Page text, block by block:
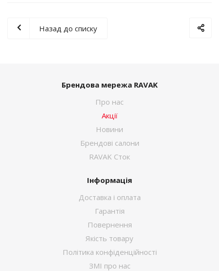
Назад до списку
Брендова мережа RAVAK
Про нас
Акції
Новини
Брендові салони
RAVAK Сток
Інформація
Доставка і оплата
Гарантія
Повернення
Якість товару
Політика конфіденційності
ЗМІ про нас